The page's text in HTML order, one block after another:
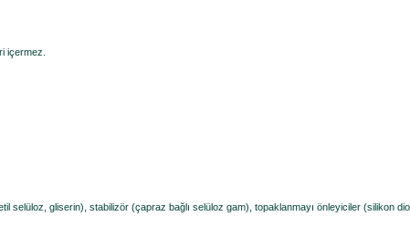
içermez.
selüloz, gliserin), stabilizör (çapraz bağlı selüloz gam), topaklanmayı önleyiciler (silikon